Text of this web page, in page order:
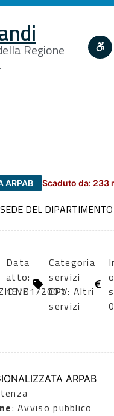
Regione
ARPAB Scaduto da: 233
DEL
Data
atto:
15/01/2007
Categoria
servizi
CPV: Altri
servizi
0
ARPAB
: Avviso pubblico